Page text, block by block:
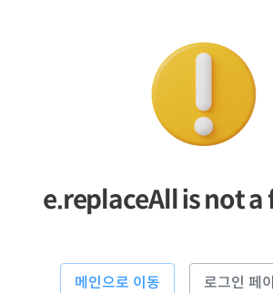
e.replaceAll is not
메인으로 이동 로그인 페